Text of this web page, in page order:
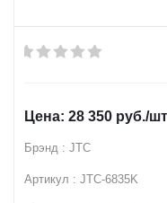
28 350 руб./шт
Брэнд : JTC
Артикул : JTC-6835K